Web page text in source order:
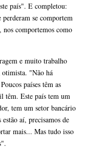
país". E completou:
se comportem
nos comportemos como
e muito trabalho
otimista. "Não há
países têm as
têm. Este país tem um
tem um setor bancário
aí, precisamos de
mais... Mas tudo isso